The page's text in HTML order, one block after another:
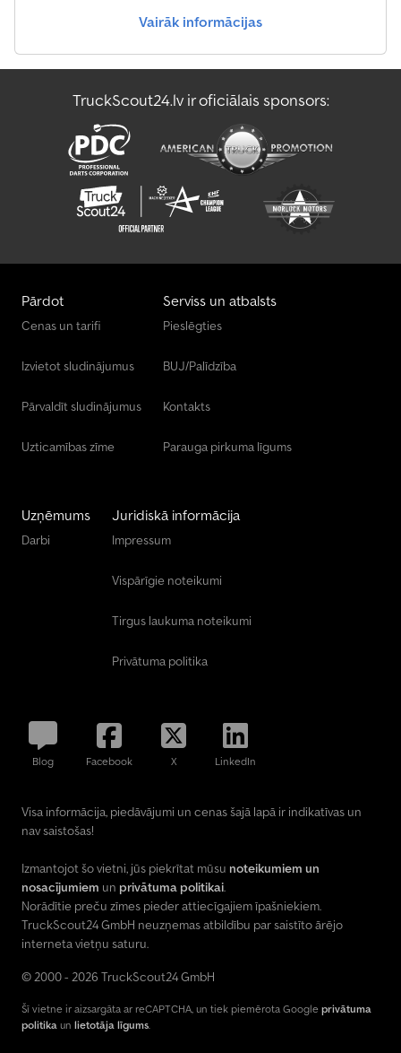
Vairāk informācijas
TruckScout24.lv ir oficiālais sponsors:
Pārdot
Cenas un tarifi
Izvietot sludinājumus
Pārvaldīt sludinājumus
Uzticamības zīme
Serviss un atbalsts
Pieslēgties
BUJ/Palīdzība
Kontakts
Parauga pirkuma līgums
Uzņēmums
Darbi
Juridiskā informācija
Impressum
Vispārīgie noteikumi
Tirgus laukuma noteikumi
Privātuma politika
Blog Facebook X LinkedIn
Visa informācija, piedāvājumi un cenas šajā lapā ir indikatīvas un
nav saistošas!
Izmantojot šo vietni, jūs piekrītat mūsu noteikumiem un
nosacījumiem un privātuma politikai.
Norādītie preču zīmes pieder attiecīgajiem īpašniekiem.
TruckScout24 GmbH neuzņemas atbildību par saistīto ārējo
interneta vietņu saturu.
© 2000 - 2026 TruckScout24 GmbH
Šī vietne ir aizsargāta ar reCAPTCHA, un tiek piemērota Google privātuma
politika un lietotāja līgums